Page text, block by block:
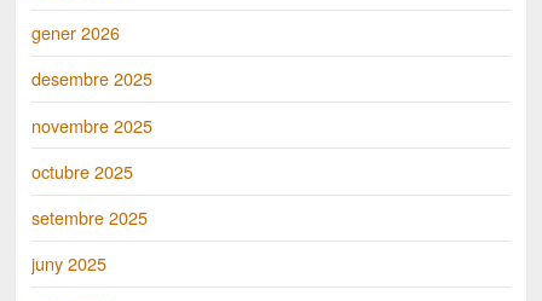
gener 2026
desembre 2025
novembre 2025
octubre 2025
setembre 2025
juny 2025